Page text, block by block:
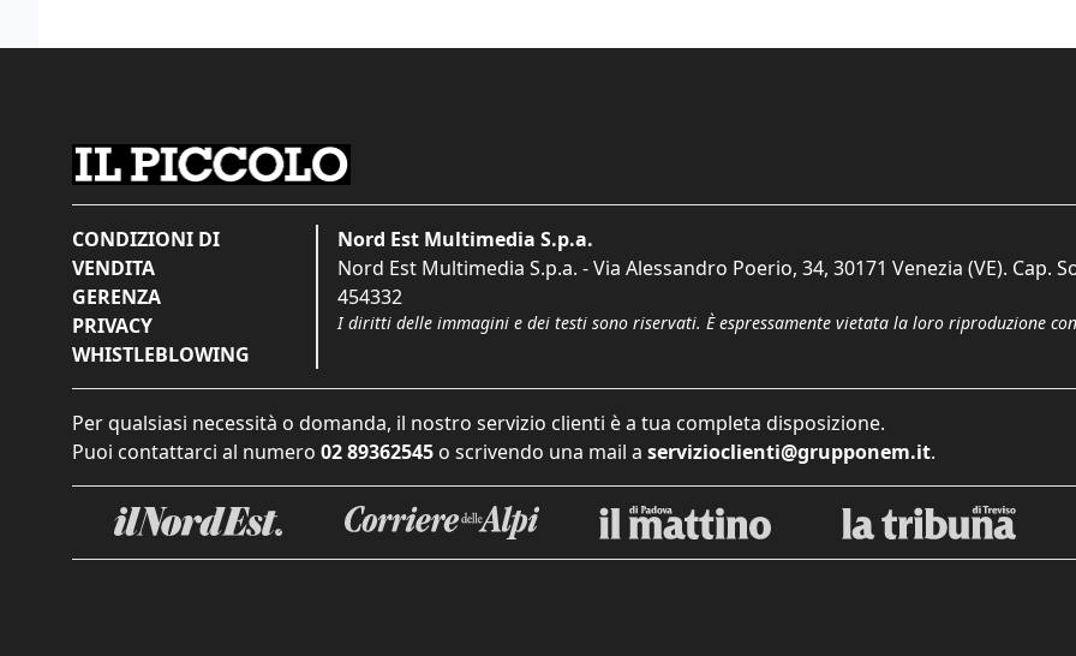
CONDIZIONI DI
VENDITA
GERENZA
PRIVACY
WHISTLEBLOWING
Nord Est Multimedia S.p.a.
Nord Est Multimedia S.p.a. - Via Alessandro Poerio, 34, 30171 Venezia (VE). Cap.
454332
I diritti delle immagini e dei testi sono riservati. È espressamente vietata la loro riproduzione
Per qualsiasi necessità o domanda, il nostro servizio clienti è a tua completa disposizione.
Puoi contattarci al numero 02 89362545 o scrivendo una mail a servizioclienti@grupponem.it.